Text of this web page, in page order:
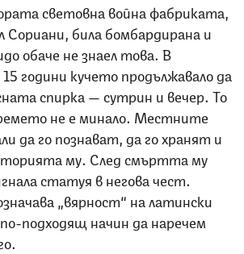
световна война фабриката,
Сориани, била бомбардирана и
обаче не знаел това. В
години кучето продължавало да
спирка — сутрин и вечер. То
не е минало. Местните
да го познават, да го хранят и
му. След смъртта му
статуя в негова чест.
„вярност“ на латински
подходящ начин да наречем